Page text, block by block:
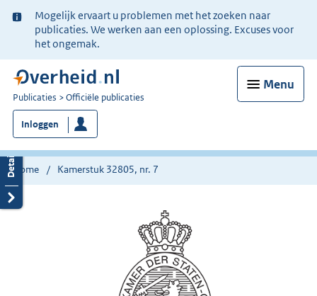
Ter
informatie:
Mogelijk ervaart u problemen met het zoeken naar
publicaties. We werken aan een oplossing. Excuses voor
het ongemak.
Menu
U
bent
nu
hier:
Publicaties Officiële publicaties
Inloggen
Home Kamerstuk 32805, nr. 7